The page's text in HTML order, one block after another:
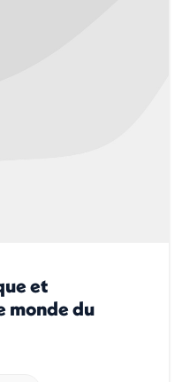
et
monde du